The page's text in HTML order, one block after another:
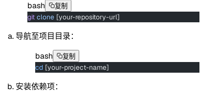
bash
复制
git clone [your-repository-url]
导航至项目目录：
bash
复制
cd [your-project-name]
安装依赖项：